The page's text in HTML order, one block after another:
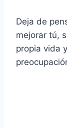
Deja de
mejorar tú,
propia vida